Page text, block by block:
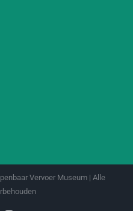
Vervoer Museum | Alle